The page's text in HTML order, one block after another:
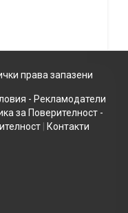
права запазени
- Рекламодатели
за Поверителност -
Контакти